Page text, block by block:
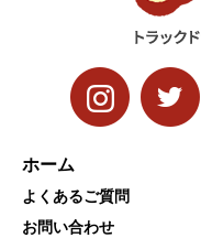
ホーム
よくあるご質問
お問い合わせ